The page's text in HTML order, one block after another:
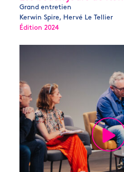
Grand entretien
Kerwin Spire, Hervé Le Tellier
Édition 2024